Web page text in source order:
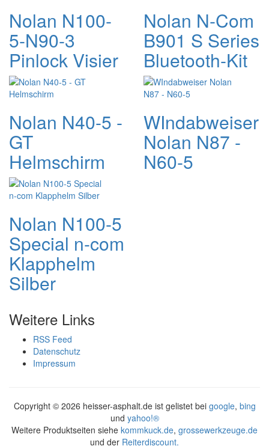
Nolan N100-
5-N90-3
Pinlock Visier
Nolan N-Com
B901 S Series
Bluetooth-Kit
Nolan N40-5 -
GT
Helmschirm
WIndabweiser
Nolan N87 -
N60-5
Nolan N100-5
Special n-com
Klapphelm
Silber
Weitere Links
RSS Feed
Datenschutz
Impressum
Copyright © 2026 heisser-asphalt.de ist gelistet bei google, bing
und yahoo!®
Weitere Produktseiten siehe kommkuck.de, grossewerkzeuge.de
und der Reiterdiscount.